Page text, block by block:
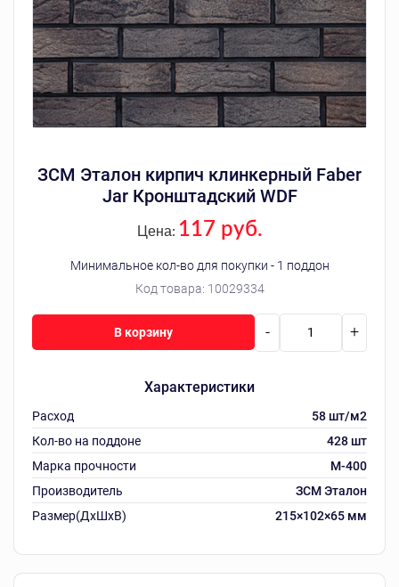
ЗСМ Эталон кирпич клинкерный Faber
Jar Кронштадский WDF
Код товара: 10029334
Цена: 117 руб.
Минимальное кол-во для покупки - 1 поддон
Характеристики
Расход
58 шт/м2
Кол-во на поддоне
428 шт
Марка прочности
М-400
Производитель
ЗСМ Эталон
Размер(ДхШхВ)
215×102×65 мм
- +
В корзину